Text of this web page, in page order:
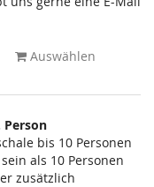
Auswählen
bis 10 Personen
als 10 Personen
zusätzlich